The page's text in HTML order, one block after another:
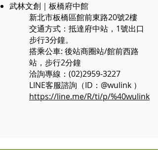
武林文創｜板橋府中館
新北市板橋區館前東路20號2樓
​交通方式：抵達府中站，1號出口
步行3分鐘。
搭乘公車: 後站商圈站/館前西路
站，步行2分鐘
洽詢專線：(02)2959-3227
LINE客服諮詢（ID：@wulink ）
https://line.me/R/ti/p/%40wulink